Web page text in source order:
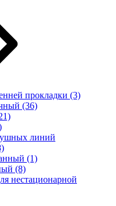
прокладки (3)
(36)
линий
(1)
(8)
нестационарной